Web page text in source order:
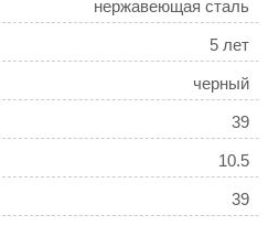
нержавеющая сталь
5 лет
черный
39
10.5
39